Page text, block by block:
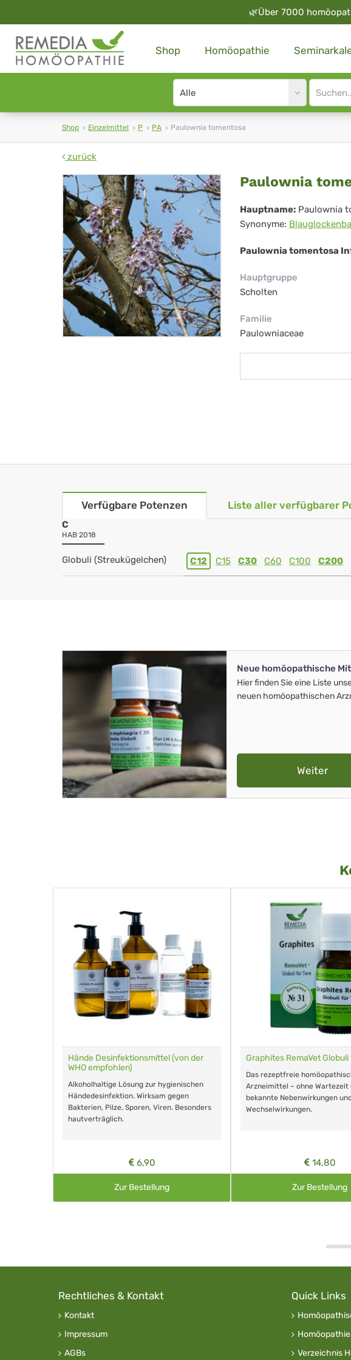
🌿Über 7000
Shop Homöopathie
Search
type
Site
search
Shop Einzelmittel P PA Paulownia tomentosa
zurück
Paulownia
tomentosa
Paulownia
Hauptname: Paulownia
Synonyme:
Paulownia tomentosa
Hauptgruppe
Scholten
Familie
Paulowniaceae
Verfügbare Potenzen Liste aller verfügbarer
C
HAB 2018
Globuli (Streukügelchen) C12 C15 C30 C60 C100 C200
Neue homöopathische
Hier finden Sie eine Liste
neuen homöopathischen
Weiter
Hände Desinfektionsmittel (von der
WHO empfohlen)
Alkoholhaltige Lösung zur hygienischen
Händedesinfektion. Wirksam gegen
Bakterien, Pilze, Sporen, Viren. Besonders
hautverträglich.
6,90
Zur Bestellung
Graphites RemaVet
Das rezeptfreie
Arzneimittel – ohne Wartezeit
bekannte Nebenwirkungen
Wechselwirkungen.
14,80
Zur Bestellung
Rechtliches & Kontakt
Kontakt
Impressum
AGBs
Quick Links
Verzeichnis